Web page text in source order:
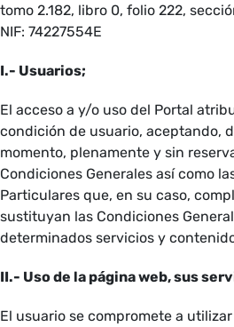
tomo 2.182, libro 0, folio 222,
NIF: 74227554E
I.- Usuarios;
El acceso a y/o uso del Portal
condición de usuario, aceptando,
momento, plenamente y sin
Condiciones Generales así como
Particulares que, en su caso,
sustituyan las Condiciones
determinados servicios y
II.- Uso de la página web, sus
El usuario se compromete a